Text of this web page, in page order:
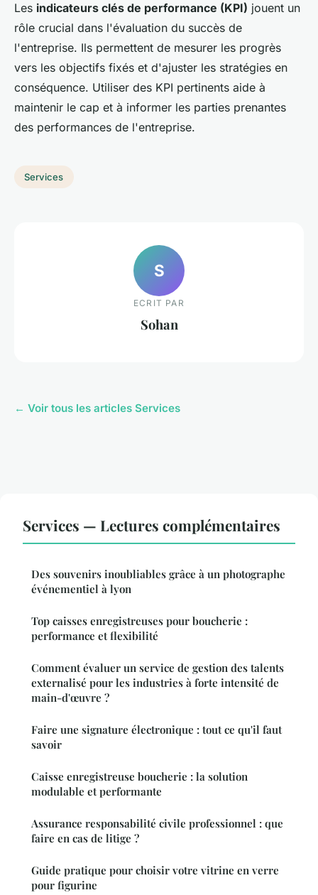
Les indicateurs clés de performance (KPI) jouent un
rôle crucial dans l'évaluation du succès de
l'entreprise. Ils permettent de mesurer les progrès
vers les objectifs fixés et d'ajuster les stratégies en
conséquence. Utiliser des KPI pertinents aide à
maintenir le cap et à informer les parties prenantes
des performances de l'entreprise.
Services
S
ECRIT PAR
Sohan
← Voir tous les articles Services
Services — Lectures complémentaires
Des souvenirs inoubliables grâce à un photographe
événementiel à lyon
Top caisses enregistreuses pour boucherie :
performance et flexibilité
Comment évaluer un service de gestion des talents
externalisé pour les industries à forte intensité de
main-d'œuvre ?
Faire une signature électronique : tout ce qu'il faut
savoir
Caisse enregistreuse boucherie : la solution
modulable et performante
Assurance responsabilité civile professionnel : que
faire en cas de litige ?
Guide pratique pour choisir votre vitrine en verre
pour figurine